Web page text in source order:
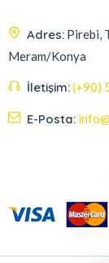
Adres: Pirebi,
Meram/Konya
İletişim:(+90)
E-Posta: